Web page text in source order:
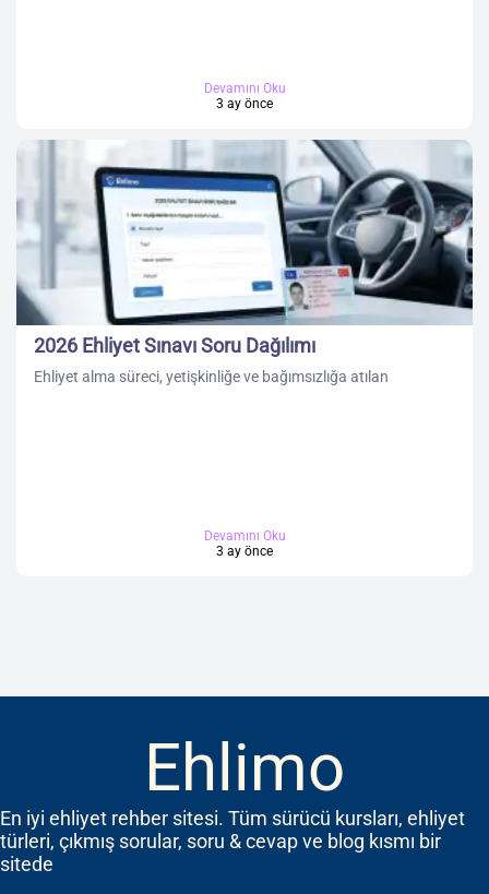
Devamını Oku
3 ay önce
2026 Ehliyet Sınavı Soru Dağılımı
Ehliyet alma süreci, yetişkinliğe ve bağımsızlığa atılan
Devamını Oku
3 ay önce
Ehlimo
En iyi ehliyet rehber sitesi. Tüm sürücü kursları, ehliyet
türleri, çıkmış sorular, soru & cevap ve blog kısmı bir
sitede